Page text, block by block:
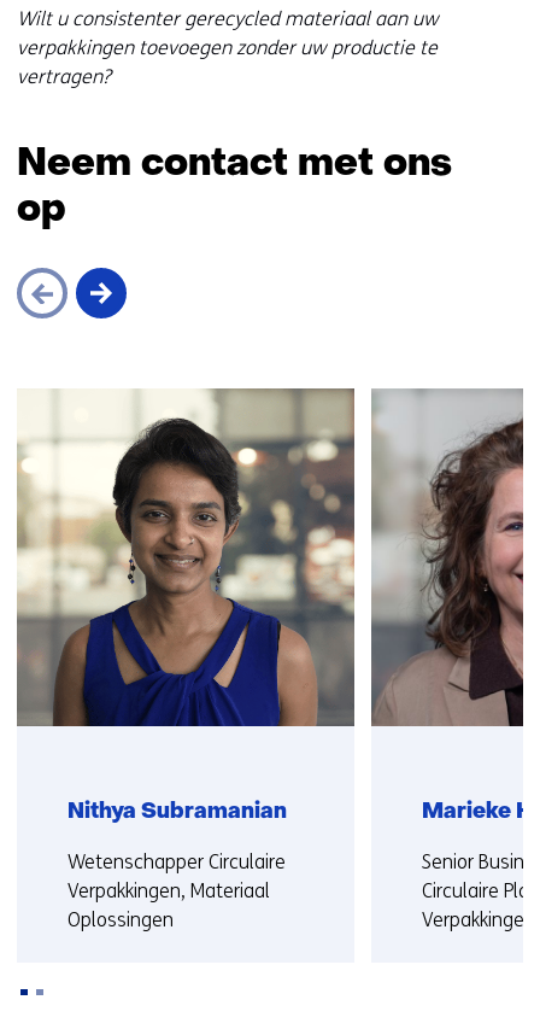
Wilt u consistenter gerecycled materiaal aan uw
verpakkingen toevoegen zonder uw productie te
vertragen?
Neem contact met ons
op
navigatie
over
(Neem
contact
met
ons
op)
Nithya Subramanian
Functie:
Wetenschapper Circulaire
Verpakkingen, Materiaal
Oplossingen
Marieke
Functie:
Senior
Circulaire
Verpakkingen